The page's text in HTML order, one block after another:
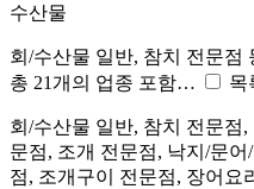
수산물
회/수산물 일반, 참치 전문점
총 21개의 업종 포함…
목
회/수산물 일반, 참치 전문점
문점, 조개 전문점, 낙지/문
점, 조개구이 전문점, 장어요